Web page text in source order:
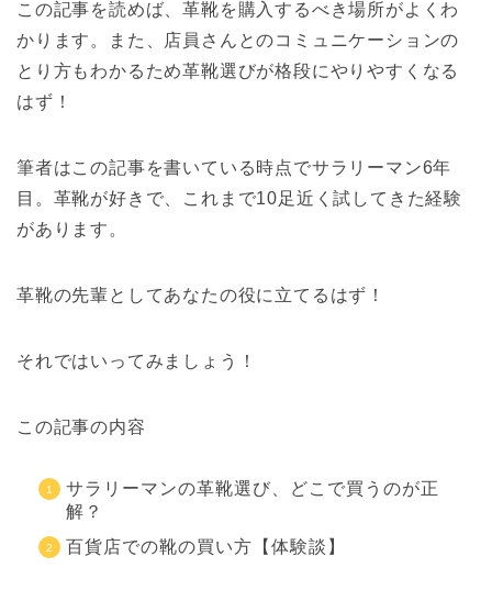
この記事を読めば、革靴を購入するべき場所がよくわ
かります。また、店員さんとのコミュニケーションの
とり方もわかるため革靴選びが格段にやりやすくなる
はず！
筆者はこの記事を書いている時点でサラリーマン6年
目。革靴が好きで、これまで10足近く試してきた経験
があります。
革靴の先輩としてあなたの役に立てるはず！
それではいってみましょう！
この記事の内容
サラリーマンの革靴選び、どこで買うのが正
解？
百貨店での靴の買い方【体験談】